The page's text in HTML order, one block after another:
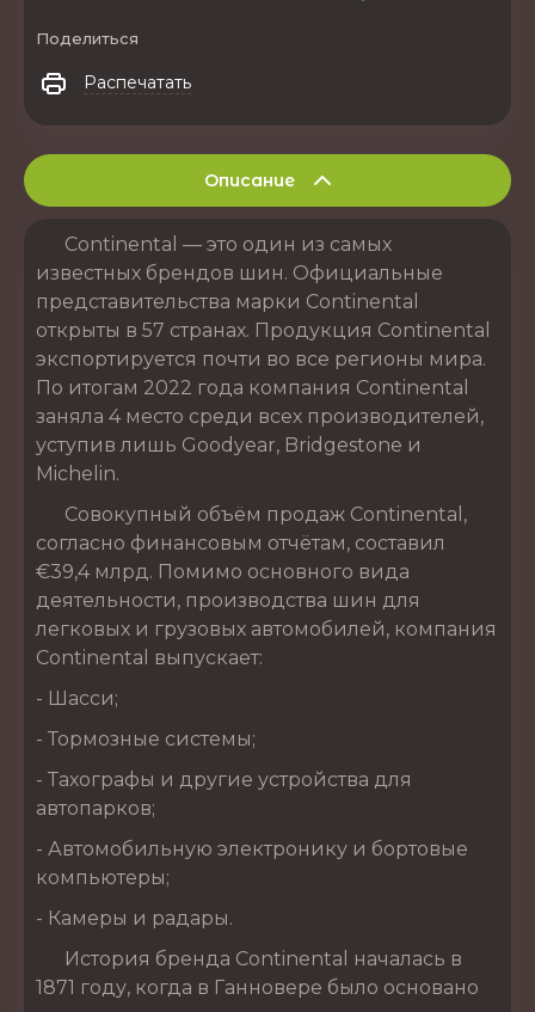
Поделиться
Распечатать
Описание
Continental — это один из самых
известных брендов шин. Официальные
представительства марки Continental
открыты в 57 странах. Продукция Continental
экспортируется почти во все регионы мира.
По итогам 2022 года компания Continental
заняла 4 место среди всех производителей,
уступив лишь Goodyear, Bridgestone и
Michelin.
Совокупный объём продаж Continental,
согласно финансовым отчётам, составил
€39,4 млрд. Помимо основного вида
деятельности, производства шин для
легковых и грузовых автомобилей, компания
Continental выпускает:
- Шасси;
- Тормозные системы;
- Тахографы и другие устройства для
автопарков;
- Автомобильную электронику и бортовые
компьютеры;
- Камеры и радары.
История бренда Continental началась в
1871 году, когда в Ганновере было основано